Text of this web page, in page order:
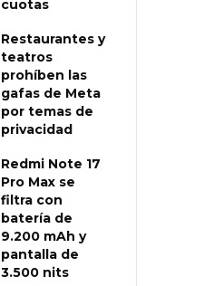
cuotas
Restaurantes y
teatros
prohíben las
gafas de Meta
por temas de
privacidad
Redmi Note 17
Pro Max se
filtra con
batería de
9.200 mAh y
pantalla de
3.500 nits